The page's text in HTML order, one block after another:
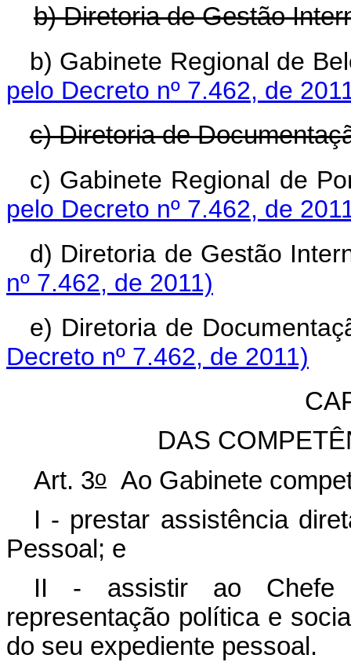
b) Diretoria de Gestão
b) Gabinete Regional de
pelo Decreto nº 7.462, de
c) Diretoria de
c) Gabinete Regional de
pelo Decreto nº 7.462, de
d) Diretoria de Gestão
nº 7.462, de 2011)
e) Diretoria de
Decreto nº 7.462, de 2011)
DAS
Art. 3o
Ao Gabinete
I - prestar assistência
Pessoal; e
II - assistir ao Chefe
representação política e
do seu expediente pessoal.